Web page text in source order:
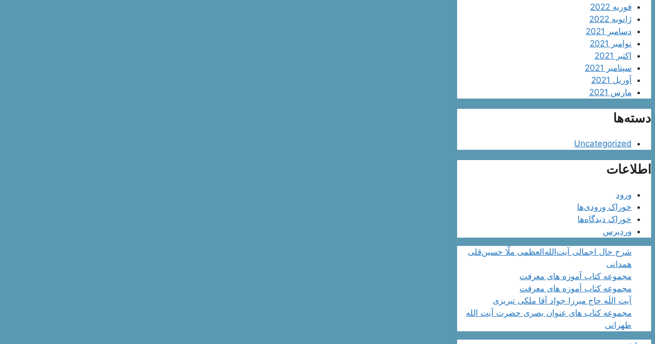
فوریه 2022
ژانویه 2022
دسامبر 2021
نوامبر 2021
اکتبر 2021
سپتامبر 2021
آوریل 2021
مارس 2021
دسته‌ها
Uncategorized
اطلاعات
ورود
خوراک ورودی‌ها
خوراک دیدگاه‌ها
وردپرس
شرح حال اجمالی آیت‌الله‌العظمی ملّا حسین‌قلی
همدانی
مجموعه کتاب آموزه های معرفت
مجموعه کتاب آموزه های معرفت
آیت اللَه حاج میرزا جواد آقا ملکی تبریزی
مجموعه کتاب های عنوان بصری حضرت آیت الله
طهرانی